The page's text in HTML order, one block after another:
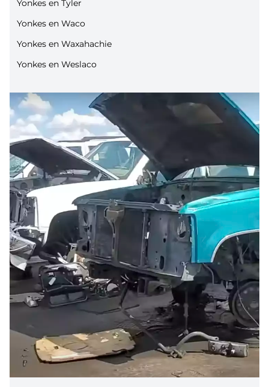
Yonkes en Tyler
Yonkes en Waco
Yonkes en Waxahachie
Yonkes en Weslaco